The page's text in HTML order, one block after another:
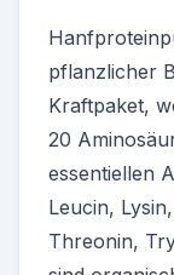
pflanzlicher
Kraftpaket,
20
essentiellen
Leucin,
Threonin,